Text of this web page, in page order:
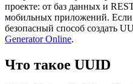
проекте: от баз данных и
мобильных приложений.
безопасный способ создать
Generator Online.
Что такое UUID